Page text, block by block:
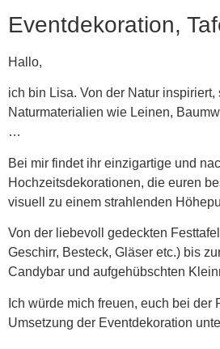
Eventdekoration,
Hallo,
ich bin Lisa. Von der Natur
Naturmaterialien wie Leinen,
…
Bei mir findet ihr einzigartige und
Hochzeitsdekorationen, die euren
visuell zu einem strahlenden
Von der liebevoll gedeckten
Geschirr, Besteck, Gläser etc.) bis
Candybar und aufgehübschten
Ich würde mich freuen, euch bei der
Umsetzung der Eventdekoration